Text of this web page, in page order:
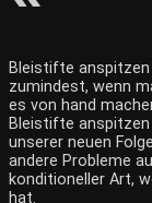
Bleistifte
zumindest, wenn
es von hand
Bleistifte
unserer neuen
andere Probleme
konditioneller Art,
hat.